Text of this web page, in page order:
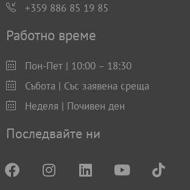
+359 886 85 19 85
Работно време
Пон-Пет | 10:00 – 18:30
Събота | Със заявена среща
Неделя | Почивен ден
Последвайте ни